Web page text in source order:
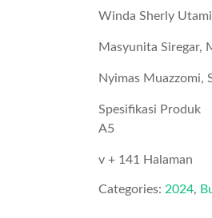
Winda Sherly
Masyunita Siregar,
Nyimas Muazzomi,
Spesifikasi Produk
A5
v + 141 Halaman
Categories: 2024,